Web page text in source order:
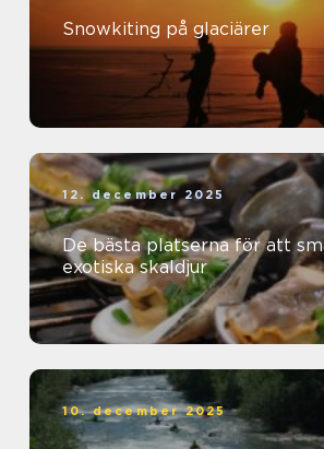
Snowkiting på glaciärer
12. december 2025
De bästa platserna för att
exotiska skaldjur
10. december 2025